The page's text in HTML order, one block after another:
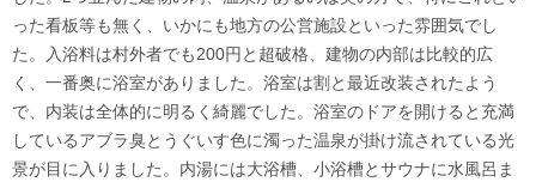
った看板等も無く、いかにも地方の公営施設といった雰囲気でし
た。入浴料は村外者でも200円と超破格、建物の内部は比較的広
く、一番奥に浴室がありました。浴室は割と最近改装されたよう
で、内装は全体的に明るく綺麗でした。浴室のドアを開けると充満
しているアブラ臭とうぐいす色に濁った温泉が掛け流されている光
景が目に入りました。内湯には大浴槽、小浴槽とサウナに水風呂ま